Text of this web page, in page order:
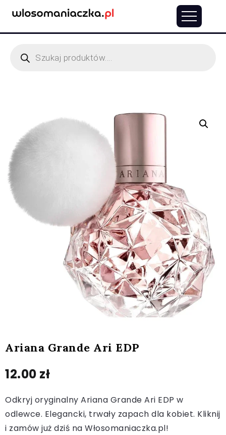
Ariana Grande Ari EDP
12.00 zł
Odkryj oryginalny Ariana Grande Ari EDP w
odlewce. Elegancki, trwały zapach dla kobiet. Kliknij
i zamów już dziś na Włosomaniaczka.pl!